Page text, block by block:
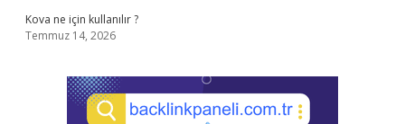
Kova ne için kullanılır ?
Temmuz 14, 2026